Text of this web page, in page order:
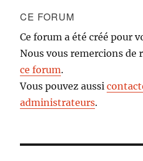
CE FORUM
Ce forum a été créé pour
Nous vous remercions de
ce forum.
Vous pouvez aussi
administrateurs.